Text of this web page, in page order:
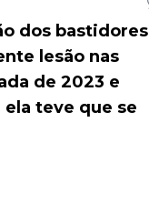
dos bastidores
lesão nas
de 2023 e
teve que se